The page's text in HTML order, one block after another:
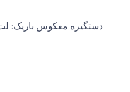
دستگیره معکوس باریک: